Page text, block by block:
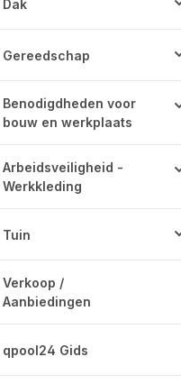
Dak
Gereedschap
Benodigdheden voor
bouw en werkplaats
Arbeidsveiligheid -
Werkkleding
Tuin
Verkoop /
Aanbiedingen
qpool24 Gids